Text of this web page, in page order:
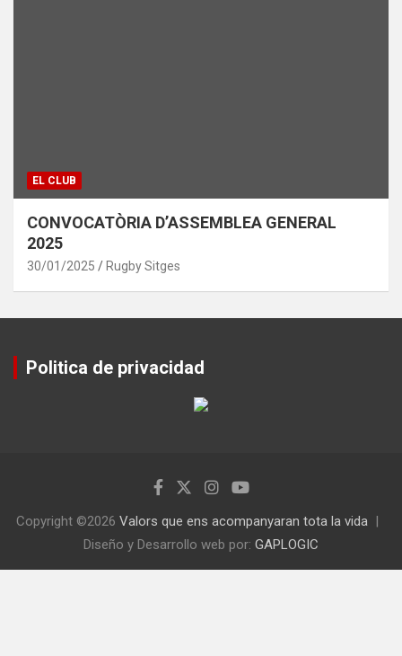
EL CLUB
CONVOCATÒRIA D’ASSEMBLEA GENERAL
2025
30/01/2025 Rugby Sitges
Politica de privacidad
Copyright ©2026 Valors que ens acompanyaran tota la vida
Diseño y Desarrollo web por: GAPLOGIC